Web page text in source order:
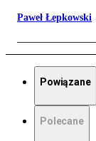
Paweł Łepkowski
Powiązane
Polecane